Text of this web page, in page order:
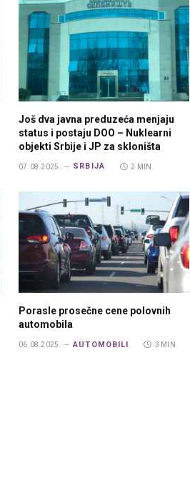
Još dva javna preduzeća menjaju
status i postaju DOO – Nuklearni
objekti Srbije i JP za skloništa
07.08.2025. SRBIJA 2 MIN.
Porasle prosečne cene polovnih
automobila
06.08.2025. AUTOMOBILI 3 MIN.